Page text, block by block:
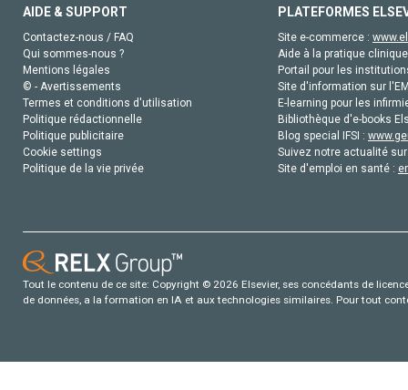
AIDE & SUPPORT
Contactez-nous / FAQ
Qui sommes-nous ?
Mentions légales
© - Avertissements
Termes et conditions d'utilisation
Politique rédactionnelle
Politique publicitaire
Cookie settings
Politique de la vie privée
PLATEFORMES
Site e-commerce :
Aide à la pratique
Portail pour les
Site d'information sur
E-learning pour les
Bibliothèque d'e-books
Blog special IFSI :
Suivez notre actualité
Site d'emploi en santé :
Tout le contenu de ce site: Copyright © 2026 Elsevier, ses concédants de
de données, a la formation en IA et aux technologies similaires. Pour tout